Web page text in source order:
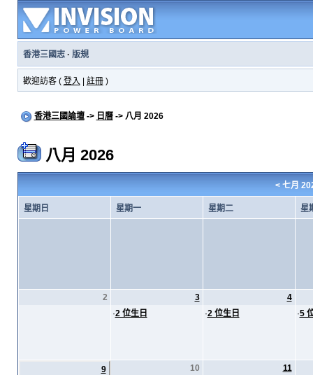
香港三國志· 版規
歡迎訪客 ( 登入 註冊)
香港三國論壇-> 日曆-> 八月 2026
八月 2026
< 七月
星期日 星期一 星期二 星
2
3
·2 位生日
4
·2 位生日 ·5
9
10
11